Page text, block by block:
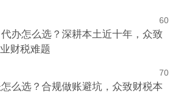
0
6
办怎么选？深耕本土近十年，众致
财税难题
0
7
么选？合规做账避坑，众致财税本